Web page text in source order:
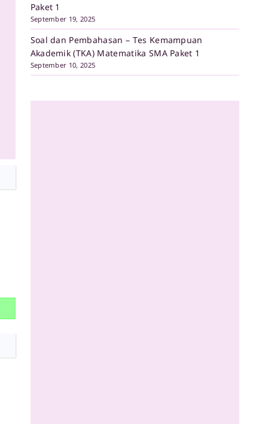
Paket 1
September 19, 2025
Soal dan Pembahasan – Tes Kemampuan
Akademik (TKA) Matematika SMA Paket 1
September 10, 2025